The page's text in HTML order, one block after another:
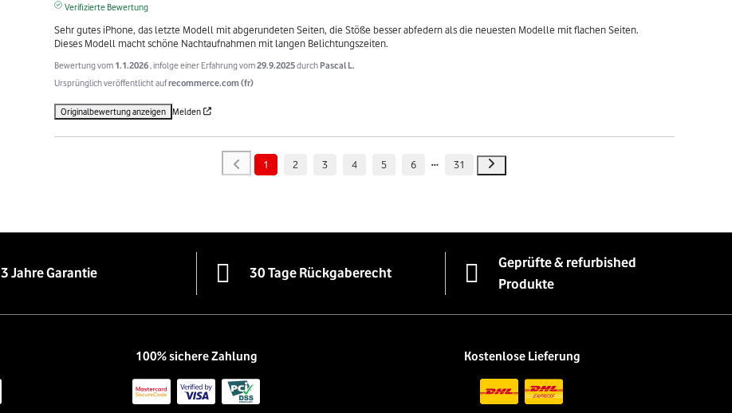
Verifizierte Bewertung
Sehr gutes iPhone, das letzte Modell mit abgerundeten Seiten, die Stöße besser abfedern als die neuesten Modelle mit flachen Seiten.
Dieses Modell macht schöne Nachtaufnahmen mit langen Belichtungszeiten.
Bewertung vom 1.1.2026 , infolge einer Erfahrung vom29.9.2025durch Pascal L.
Ursprünglich veröffentlicht aufrecommerce.com (fr)
Originalbewertung anzeigen Melden
1 2 3 4 5 6 31
3 Jahre Garantie 30 Tage Rückgaberecht
Geprüfte & refurbished
Produkte
100% sichere Zahlung Kostenlose Lieferung